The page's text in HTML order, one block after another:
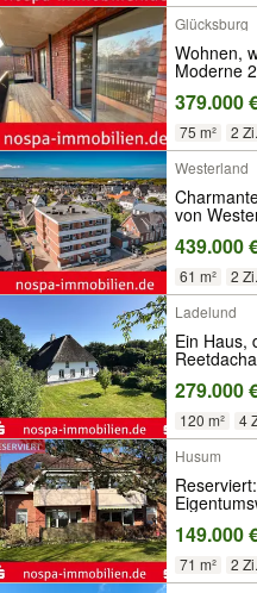
Glücksburg
Wohnen,
Moderne
379.000
75 m²
2 Zi.
Westerland
von
439.000
61 m²
2 Zi.
Ladelund
Ein Haus,
279.000
120 m²
4
Husum
in der
149.000
71 m²
2 Zi.